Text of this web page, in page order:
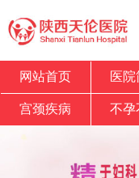
网站首页 医院
宫颈疾病 不孕